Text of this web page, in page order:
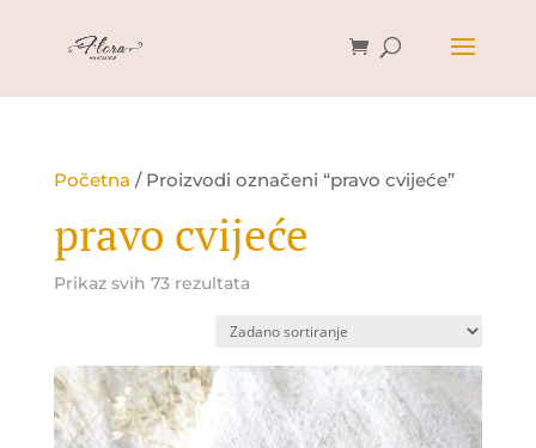
Početna / Proizvodi označeni “pravo cvijeće”
pravo cvijeće
Prikaz svih 73 rezultata